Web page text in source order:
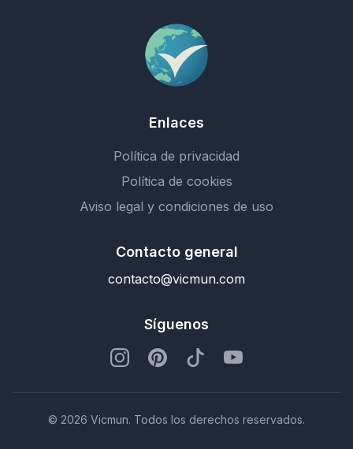
Enlaces
Política de privacidad
Política de cookies
Aviso legal y condiciones de uso
Contacto general
contacto@vicmun.com
Síguenos
© 2026 Vicmun. Todos los derechos reservados.